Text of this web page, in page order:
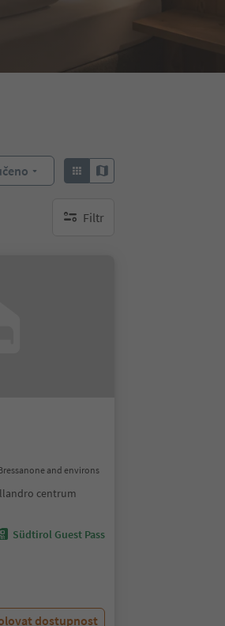
Filtr
brak aktywnych filtrów
and environs
centrum
Südtirol Guest Pass
dostupnost